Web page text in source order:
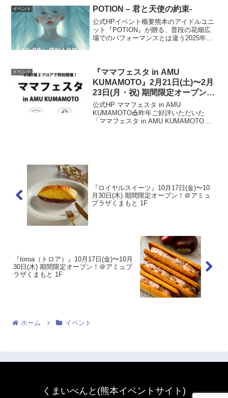
びっこサーキットも登場！足こぎゴーカ
イベント POTION – 君と天使の約束-
公式HPイベント概要熊本のアイドルユニ
ット『POTION』が贈る、普段の花畑広
場でのパフォーマンスとは違う2025年ク
程2...
イベント
『ママフェスタ in AMU
KUMAMOTO』2月21日(土)〜2月
23日(月・祝) 期間限定オープン！
＠アミュプラザくまもと 2F
公式HP ママフェスタ in AMU
KUMAMOTO🎪昨年ご好評いただいた
「ママフェスタ in AMU KUMAMOTO」
『ロイヤルスイーツ』10月17日(金)〜10
月30日(木) 期間限定オープン！＠アミュ
プラザくまもと 1F
『toroa（トロア）』10月17日(金)〜10月
30日(木) 期間限定オープン！＠アミュプ
ラザくまもと 1F
ホーム イベント
くまいべんと(熊本イベントサイト)